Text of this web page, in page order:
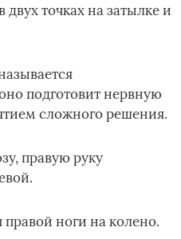
точках на затылке и
подготовит нервную
сложного решения.
правую руку
правой ноги на колено.